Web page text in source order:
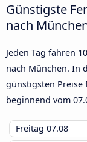
Günstigste
nach
Jeden Tag fahren
nach München. In
günstigsten Preise
beginnend vom
Freitag 07.08